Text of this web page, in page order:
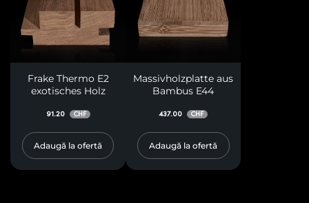
Frake Thermo E2
exotisches Holz
91.20 CHF
Adaugă la ofertă
Massivholzplatte aus
Bambus E44
437.00 CHF
Adaugă la ofertă